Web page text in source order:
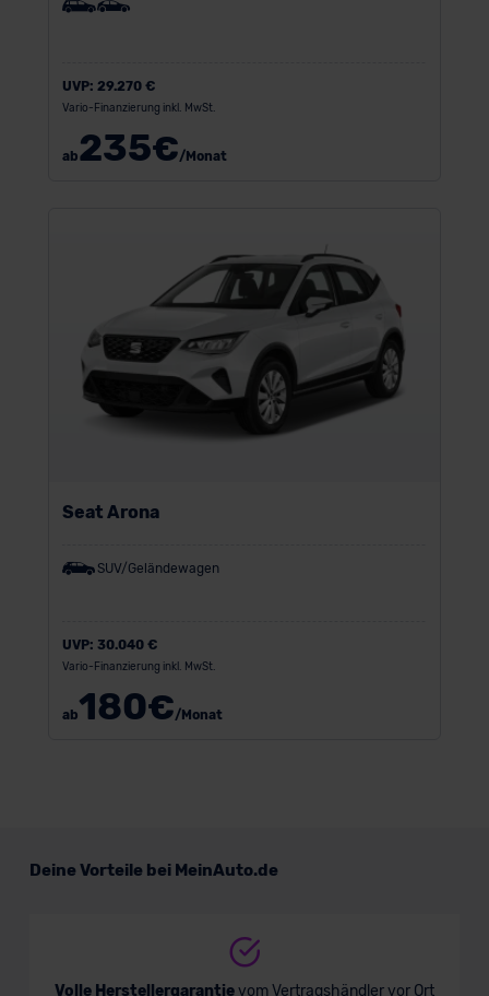
UVP: 29.270 €
Vario-Finanzierung inkl. MwSt.
ab235€/Monat
Seat Arona
SUV/Geländewagen
UVP: 30.040 €
Vario-Finanzierung inkl. MwSt.
ab180€/Monat
Deine Vorteile bei MeinAuto.de
Volle Herstellergarantievom Vertragshändler vor Ort